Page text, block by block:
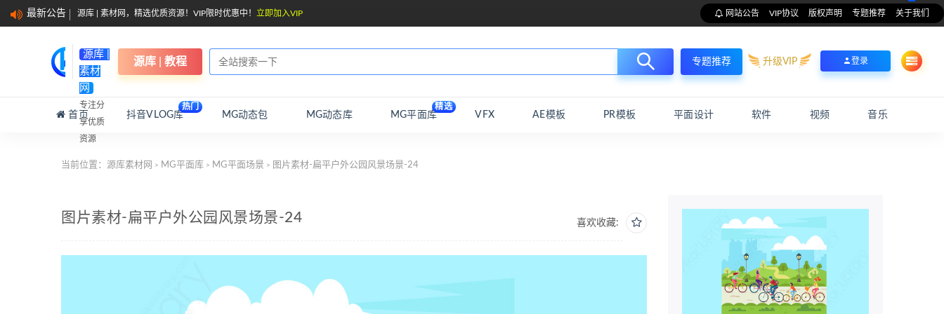
最新公告 源库 | 素材网，精选优质资源！VIP限时优惠中！ 立即加入VIP 网站公告 VIP协议 版权声明 专题推荐 关于我们
源库 |
素材
网
专注分
享优质
资源
源库 | 教程 专题推荐 升级VIP 登录
首页 抖音VLOG库
热门
MG动态包 MG动态库 MG平面库
精选
VFX AE模板 PR模板 平面设计 软件 视频 音乐
当前位置： 源库素材网 > MG平面库 > MG平面场景 > 图片素材-扁平户外公园风景场景-24
喜欢收藏:
图片素材-扁平户外公园风景场景-24